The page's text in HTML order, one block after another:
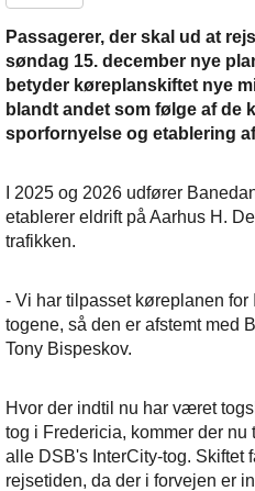
Passagerer, der skal ud at
søndag 15. december nye
betyder køreplanskiftet nye
blandt andet som følge af de
sporfornyelse og etablering
I 2025 og 2026 udfører
etablerer eldrift på Aarhus H.
trafikken.
- Vi har tilpasset køreplanen for
togene, så den er afstemt med
Tony Bispeskov.
Hvor der indtil nu har været
tog i Fredericia, kommer der
alle DSB's InterCity-tog. Skiftet
rejsetiden, da der i forvejen er